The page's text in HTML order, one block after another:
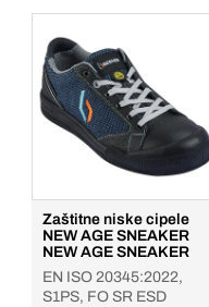
Zaštitne niske cipele
NEW AGE SNEAKER
NEW AGE SNEAKER
EN ISO 20345:2022,
S1PS, FO SR ESD